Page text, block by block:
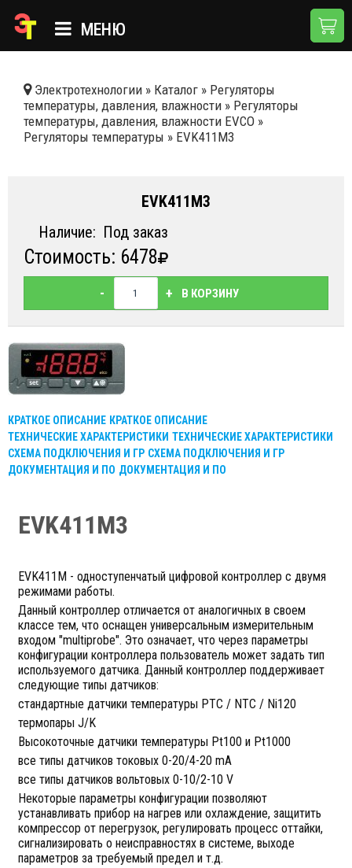
МЕНЮ
КАТАЛОГ
О КОМПАНИИ
ДОСТАВКА И ОПЛАТА
КОНТАКТЫ
Электротехнологии » Каталог » Регуляторы
температуры, давления, влажности » Регуляторы
температуры, давления, влажности EVCO »
Регуляторы температуры » EVK411M3
EVK411M3
Наличие: Под заказ
Стоимость: 6478
- + В КОРЗИНУ
КРАТКОЕ ОПИСАНИЕ КРАТКОЕ ОПИСАНИЕ
ТЕХНИЧЕСКИЕ ХАРАКТЕРИСТИКИ ТЕХНИЧЕСКИЕ ХАРАКТЕРИСТИКИ
СХЕМА ПОДКЛЮЧЕНИЯ И ГР СХЕМА ПОДКЛЮЧЕНИЯ И ГР
ДОКУМЕНТАЦИЯ И ПО ДОКУМЕНТАЦИЯ И ПО
EVK411M3
EVK411M - одноступенчатый цифровой контроллер c двумя
режимами работы.
Данный контроллер отличается от аналогичных в своем
классе тем, что оснащен универсальным измерительным
входом "multiprobe". Это означает, что через параметры
конфигурации контроллера пользователь может задать тип
используемого датчика. Данный контроллер поддерживает
следующие типы датчиков:
стандартные датчики температуры PTC / NTC / Ni120
термопары J/K
Высокоточные датчики температуры Pt100 и Pt1000
все типы датчиков токовых 0-20/4-20 mA
все типы датчиков вольтовых 0-10/2-10 V
Некоторые параметры конфигурации позволяют
устанавливать прибор на нагрев или охлаждение, защитить
компрессор от перегрузок, регулировать процесс оттайки,
сигнализировать о неисправностях в системе, выходе
параметров за требуемый предел и т.д.